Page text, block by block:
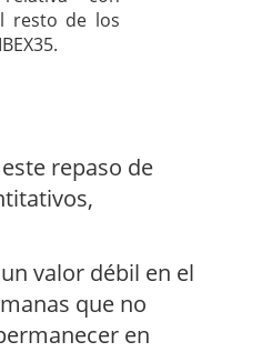
resto de los
repaso de
valor débil en el
que no
en